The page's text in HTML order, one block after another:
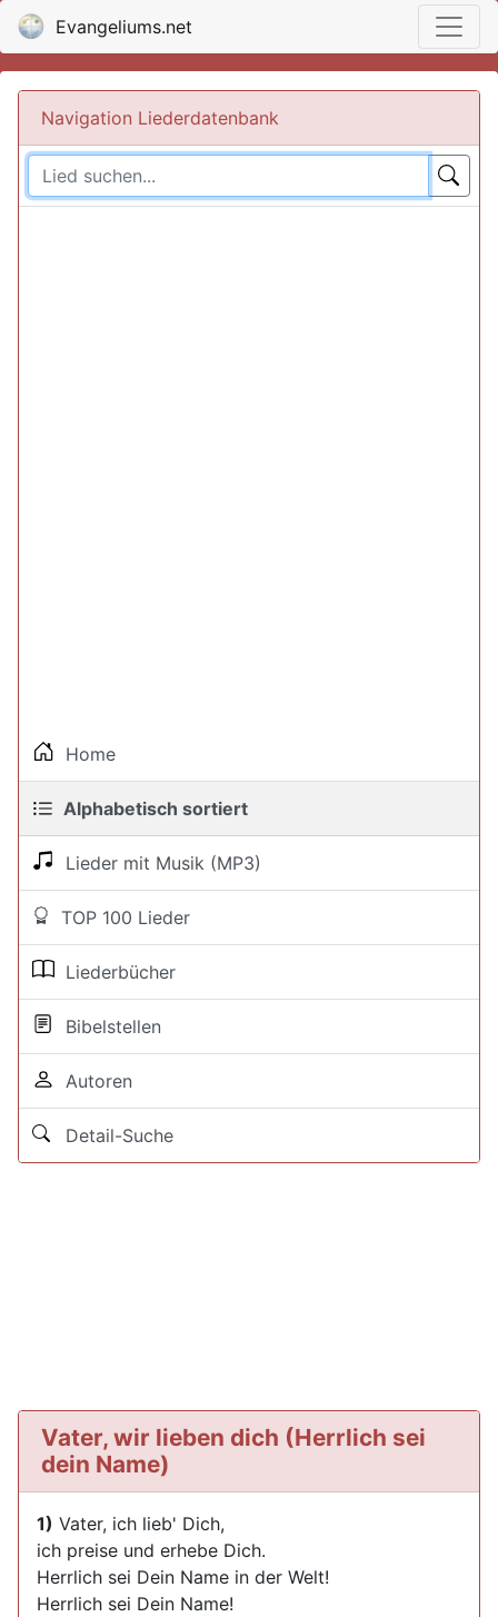
Evangeliums.net
Navigation Liederdatenbank
Home
Alphabetisch sortiert
Lieder mit Musik (MP3)
TOP 100 Lieder
Liederbücher
Bibelstellen
Autoren
Detail-Suche
Vater, wir lieben dich (Herrlich sei
dein Name)
1) Vater, ich lieb' Dich,
ich preise und erhebe Dich.
Herrlich sei Dein Name in der Welt!
Herrlich sei Dein Name!